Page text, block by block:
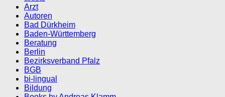
Arzt
Autoren
Bad Dürkheim
Baden-Württemberg
Beratung
Berlin
Bezirksverband Pfalz
BGB
bi-lingual
Bildung